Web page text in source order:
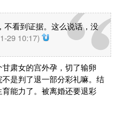
不看到证据。这么说话，没
29 10:17)
肃女的宫外孕，切了输卵
是判了退一部分彩礼嘛。结
能力了。被离婚还要退彩